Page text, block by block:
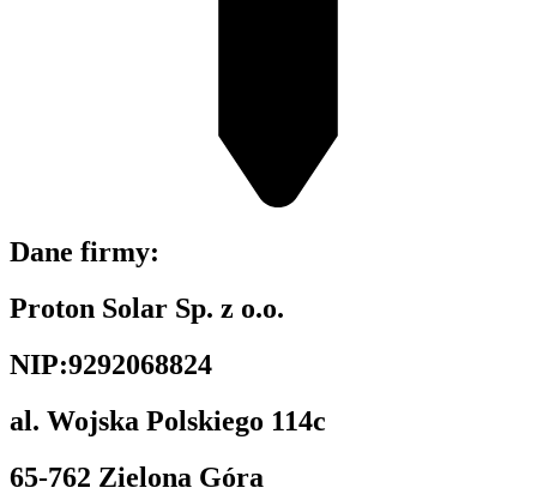
Dane firmy:
Proton Solar Sp. z o.o.
NIP:9292068824
al. Wojska Polskiego 114c
65-762 Zielona Góra